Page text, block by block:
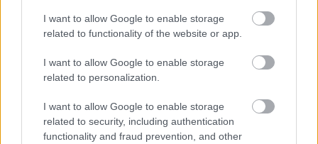
I want to allow Google to enable storage
related to functionality of the website or app.
I want to allow Google to enable storage
related to personalization.
I want to allow Google to enable storage
related to security, including authentication
functionality and fraud prevention, and other
Přihlaste se k odběru našeho
newsletteru